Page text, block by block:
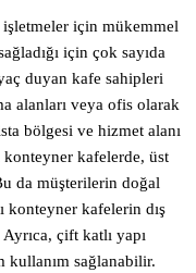
için mükemmel
için çok sayıda
duyan kafe sahipleri
alanları veya ofis olarak
bölgesi ve hizmet alanı
kafelerde, üst
da müşterilerin doğal
konteyner kafelerin dış
çift katlı yapı
kullanım sağlanabilir.